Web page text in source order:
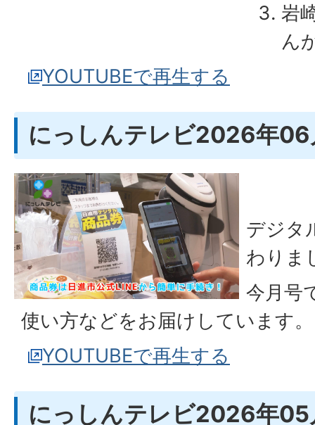
岩
ん
YOUTUBEで再生する
にっしんテレビ2026年06
デジタ
わりま
今月号
使い方などをお届けしています。
YOUTUBEで再生する
にっしんテレビ2026年05